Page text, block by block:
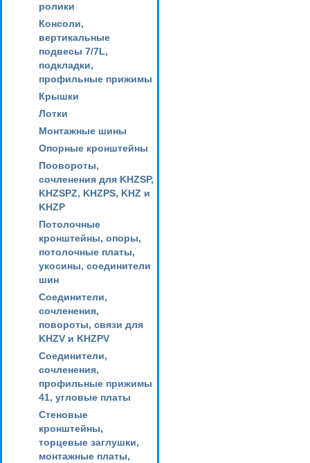
ролики
Консоли,
вертикальные
подвесы 7/7L,
подкладки,
профильные прижимы
Крышки
Лотки
Монтажные шины
Опорные кронштейны
Поовороты,
сочленения для KHZSP,
KHZSPZ, KHZPS, KHZ и
KHZP
Потолочные
кронштейны, опоры,
потолочные платы,
укосины, соединители
шин
Соединители,
сочленения,
повороты, связи для
KHZV и KHZPV
Соединители,
сочленения,
профильные прижимы
41, угловые платы
Стеновые
кронштейны,
торцевые заглушки,
монтажные платы,